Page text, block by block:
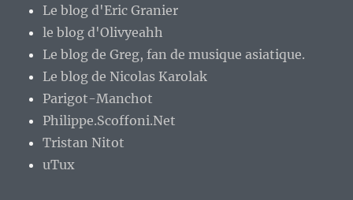
Le blog d'Eric Granier
le blog d'Olivyeahh
Le blog de Greg, fan de musique asiatique.
Le blog de Nicolas Karolak
Parigot-Manchot
Philippe.Scoffoni.Net
Tristan Nitot
uTux